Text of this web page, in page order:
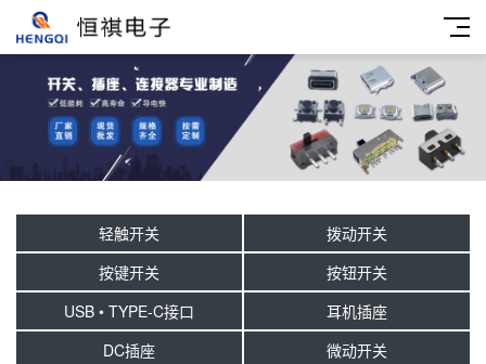
轻触开关
拨动开关
按键开关
按钮开关
USB • TYPE-C接口
耳机插座
DC插座
微动开关